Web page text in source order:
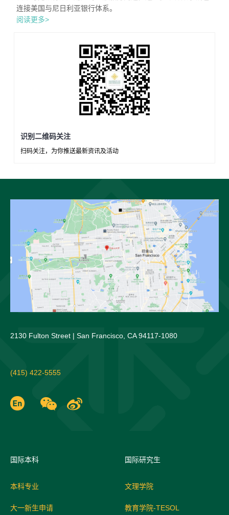
连接美国与尼日利亚银行体系。
阅读更多>
识别二维码关注
扫码关注，为你推送最新资讯及活动
2130 Fulton Street | San Francisco, CA 94117-1080
(415) 422-5555
国际本科
本科专业
大一新生申请
国际研究生
文理学院
教育学院-TESOL